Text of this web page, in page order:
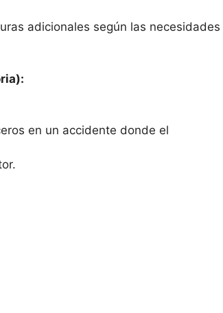
adicionales según las necesidades
en un accidente donde el